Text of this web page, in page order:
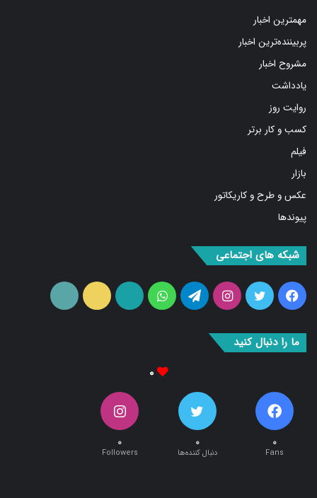
مهمترین اخبار
پربیننده‌ترین اخبار
مشروح اخبار
یادداشت
روایت روز
کسب و کار برتر
فیلم
بازار
عکس و طرح و کاریکاتور
پیوندها
شبکه های اجتماعی
فیس
توییتر اینستاگرامتلگرام واتس
آپارات ایتا
ما را دنبال کنید
۰
۰
Fans
۰
دنبال کننده‌ها
۰
Followers